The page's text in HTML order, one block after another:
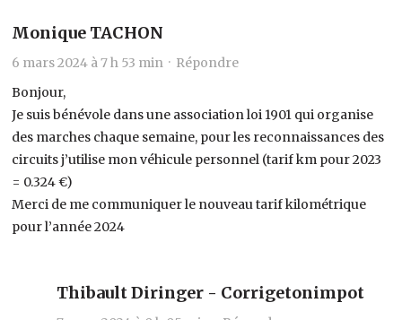
Monique TACHON
6 mars 2024 à 7 h 53 min · Répondre
Bonjour,
Je suis bénévole dans une association loi 1901 qui organise
des marches chaque semaine, pour les reconnaissances des
circuits j’utilise mon véhicule personnel (tarif km pour 2023
= 0.324 €)
Merci de me communiquer le nouveau tarif kilométrique
pour l’année 2024
Thibault Diringer - Corrigetonimpot